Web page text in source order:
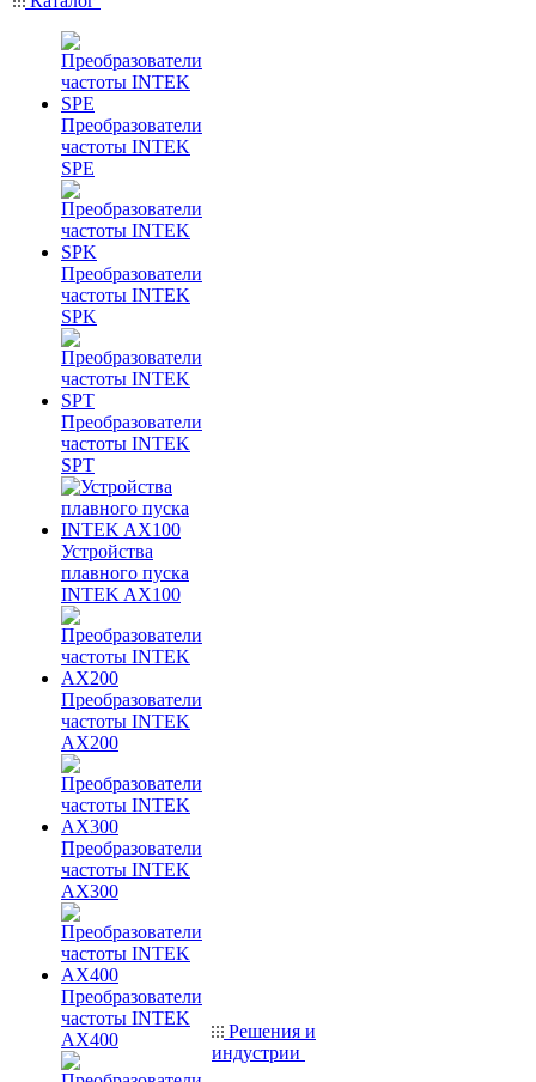
Преобразователи
частоты INTEK
SPE
Преобразователи
частоты INTEK
SPK
Преобразователи
частоты INTEK
SPT
Устройства
плавного пуска
INTEK AX100
Преобразователи
частоты INTEK
AX200
Преобразователи
частоты INTEK
AX300
Преобразователи
частоты INTEK
AX400
Решения и
индустрии